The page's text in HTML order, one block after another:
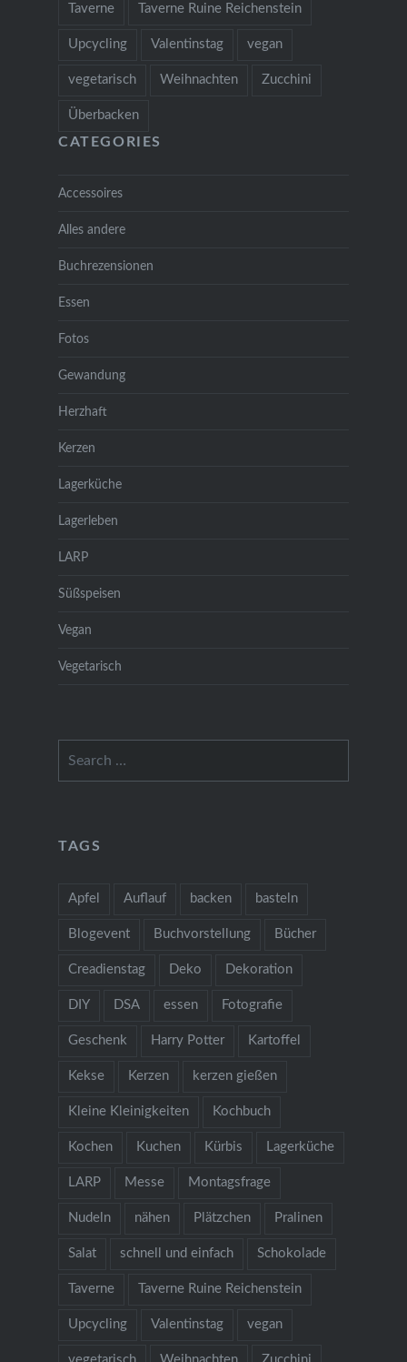
Taverne Taverne Ruine Reichenstein
Upcycling Valentinstag vegan
vegetarisch Weihnachten Zucchini
Überbacken
CATEGORIES
Accessoires
Alles andere
Buchrezensionen
Essen
Fotos
Gewandung
Herzhaft
Kerzen
Lagerküche
Lagerleben
LARP
Süßspeisen
Vegan
Vegetarisch
TAGS
Apfel Auflauf backen basteln
Blogevent Buchvorstellung Bücher
Creadienstag Deko Dekoration
DIY DSA essen Fotografie
Geschenk Harry Potter Kartoffel
Kekse Kerzen kerzen gießen
Kleine Kleinigkeiten Kochbuch
Kochen Kuchen Kürbis Lagerküche
LARP Messe Montagsfrage
Nudeln nähen Plätzchen Pralinen
Salat schnell und einfach Schokolade
Taverne Taverne Ruine Reichenstein
Upcycling Valentinstag vegan